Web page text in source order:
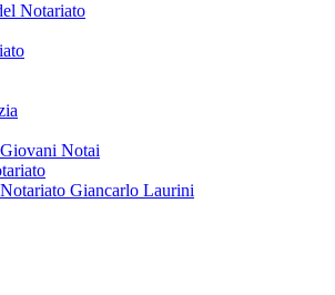
Notariato
Notai
Giancarlo Laurini